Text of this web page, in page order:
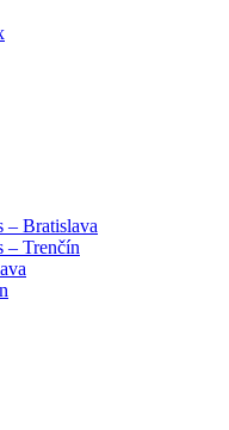
– Bratislava
– Trenčín